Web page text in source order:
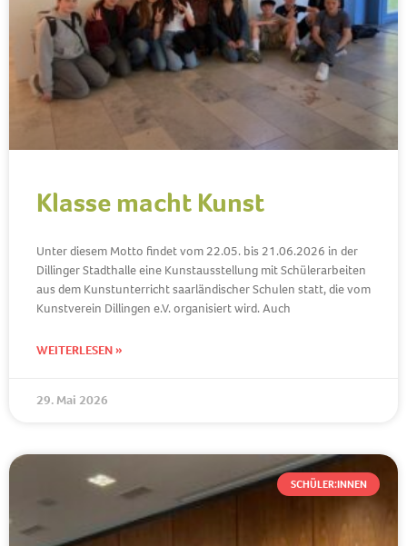
Klasse macht Kunst
Unter diesem Motto findet vom 22.05. bis 21.06.2026 in der
Dillinger Stadthalle eine Kunstausstellung mit Schülerarbeiten
aus dem Kunstunterricht saarländischer Schulen statt, die vom
Kunstverein Dillingen e.V. organisiert wird. Auch
WEITERLESEN »
29. Mai 2026
SCHÜLER:INNEN